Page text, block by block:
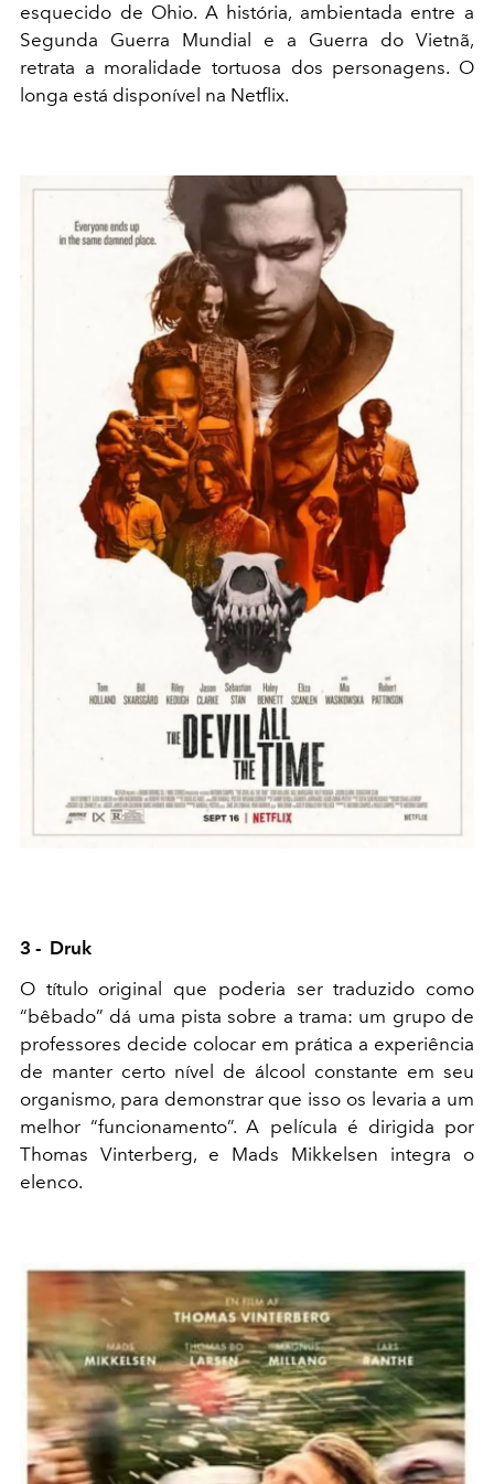
esquecido de Ohio. A história, ambientada entre a
Segunda Guerra Mundial e a Guerra do Vietnã,
retrata a moralidade tortuosa dos personagens. O
longa está disponível na Netflix.
3 - Druk
O título original que poderia ser traduzido como
“bêbado” dá uma pista sobre a trama: um grupo de
professores decide colocar em prática a experiência
de manter certo nível de álcool constante em seu
organismo, para demonstrar que isso os levaria a um
melhor “funcionamento”. A película é dirigida por
Thomas Vinterberg, e Mads Mikkelsen integra o
elenco.